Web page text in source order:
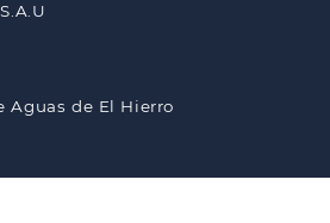
Aguas de El Hierro